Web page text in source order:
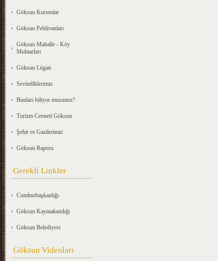
Göksun Kurumlar
Göksun Pehlivanları
Göksun Mahalle - Köy
Muhtarları
Göksun Lügatı
Sevindiklerimiz
Bunları biliyor musunuz?
Turizm Cenneti Göksun
Şehit ve Gazilerimiz
Göksun Raporu
Gerekli Linkler
Cumhurbaşkanlığı
Göksun Kaymakamlığı
Göksun Belediyesi
Göksun Videoları